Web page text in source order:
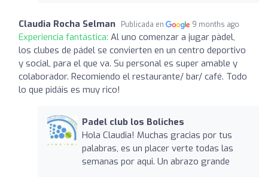
Claudia Rocha Selman Publicada en 9 months ago
Experiencia fantástica: Al uno comenzar a jugar pàdel,
los clubes de pádel se convierten en un centro deportivo
y social, para el que va. Su personal es super amable y
colaborador. Recomiendo el restaurante/ bar/ café. Todo
lo que pidáis es muy rico!
Padel club los Boliches
Hola Claudia! Muchas gracias por tus
palabras, es un placer verte todas las
semanas por aqui. Un abrazo grande